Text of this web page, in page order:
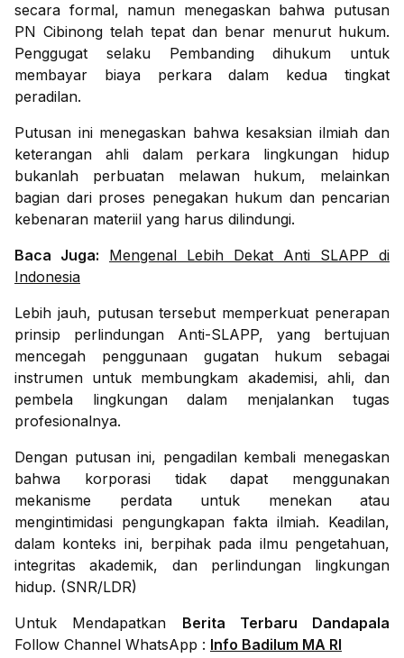
secara formal, namun menegaskan bahwa putusan
PN Cibinong telah tepat dan benar menurut hukum.
Penggugat selaku Pembanding dihukum untuk
membayar biaya perkara dalam kedua tingkat
peradilan.
Putusan ini menegaskan bahwa kesaksian ilmiah dan
keterangan ahli dalam perkara lingkungan hidup
bukanlah perbuatan melawan hukum, melainkan
bagian dari proses penegakan hukum dan pencarian
kebenaran materiil yang harus dilindungi.
Baca Juga:
Mengenal Lebih Dekat Anti SLAPP di
Indonesia
Lebih jauh, putusan tersebut memperkuat penerapan
prinsip perlindungan Anti-SLAPP, yang bertujuan
mencegah penggunaan gugatan hukum sebagai
instrumen untuk membungkam akademisi, ahli, dan
pembela lingkungan dalam menjalankan tugas
profesionalnya.
Dengan putusan ini, pengadilan kembali menegaskan
bahwa korporasi tidak dapat menggunakan
mekanisme perdata untuk menekan atau
mengintimidasi pengungkapan fakta ilmiah. Keadilan,
dalam konteks ini, berpihak pada ilmu pengetahuan,
integritas akademik, dan perlindungan lingkungan
hidup. (SNR/LDR)
Untuk Mendapatkan Berita Terbaru Dandapala
Follow Channel WhatsApp : Info Badilum MA RI